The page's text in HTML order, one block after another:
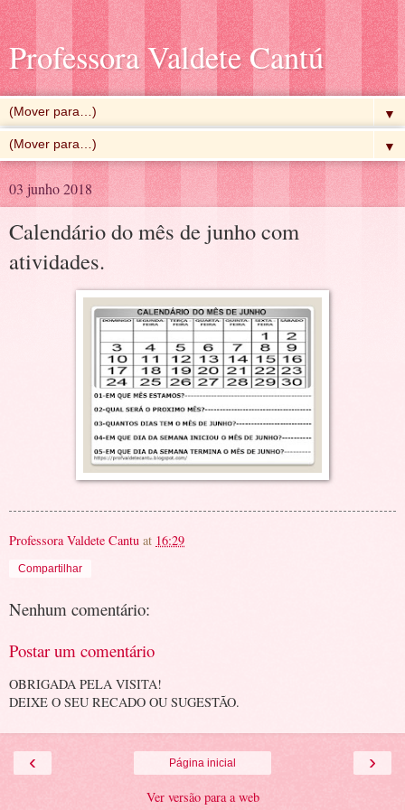
Professora Valdete Cantú
▼
▼
03 junho 2018
Calendário do mês de junho com
atividades.
Professora Valdete Cantu at 16:29
Compartilhar
Nenhum comentário:
Postar um comentário
OBRIGADA PELA VISITA!
DEIXE O SEU RECADO OU SUGESTÃO.
‹ ›
Página inicial
Ver versão para a web